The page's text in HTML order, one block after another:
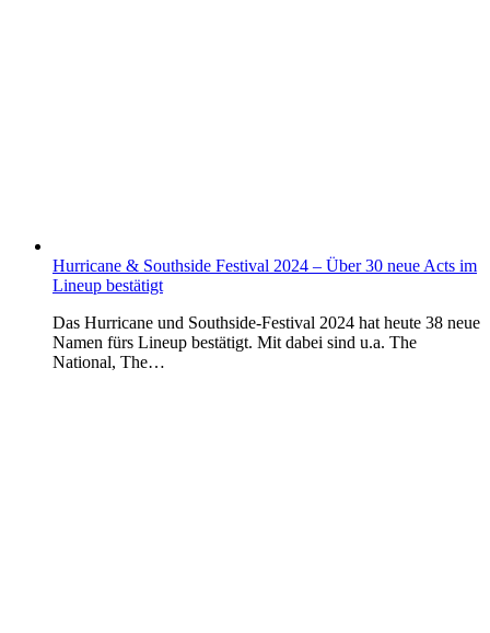
Hurricane & Southside Festival 2024 – Über 30 neue Acts im
Lineup bestätigt
Das Hurricane und Southside-Festival 2024 hat heute 38 neue
Namen fürs Lineup bestätigt. Mit dabei sind u.a. The
National, The…